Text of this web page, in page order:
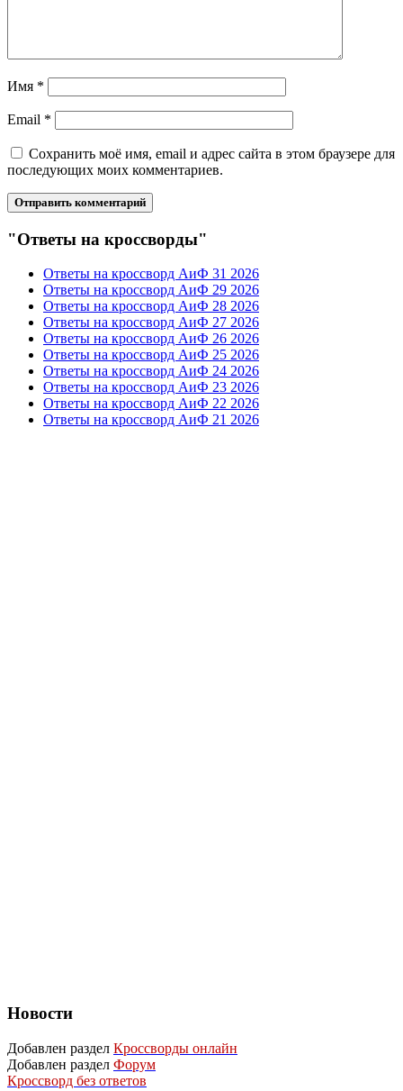
Имя *
Email *
Сохранить моё имя, email и адрес сайта в этом браузере для
последующих моих комментариев.
"Ответы на кроссворды"
Ответы на кроссворд АиФ 31 2026
Ответы на кроссворд АиФ 29 2026
Ответы на кроссворд АиФ 28 2026
Ответы на кроссворд АиФ 27 2026
Ответы на кроссворд АиФ 26 2026
Ответы на кроссворд АиФ 25 2026
Ответы на кроссворд АиФ 24 2026
Ответы на кроссворд АиФ 23 2026
Ответы на кроссворд АиФ 22 2026
Ответы на кроссворд АиФ 21 2026
Новости
Добавлен раздел Кроссворды онлайн
Добавлен раздел Форум
Кроссворд без ответов